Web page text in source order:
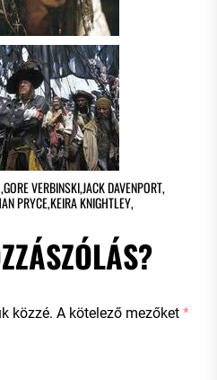
,GORE VERBINSKI,JACK DAVENPORT,
PRYCE,KEIRA KNIGHTLEY,
közzé. A kötelező mezőket *